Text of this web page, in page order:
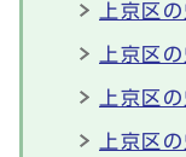
上京区
上京区
上京区
上京区